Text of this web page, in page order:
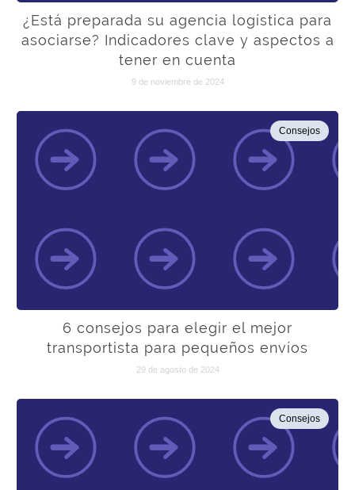
¿Está preparada su agencia logística para
asociarse? Indicadores clave y aspectos a
tener en cuenta
9 de noviembre de 2024
Consejos
6 consejos para elegir el mejor
transportista para pequeños envíos
29 de agosto de 2024
Consejos